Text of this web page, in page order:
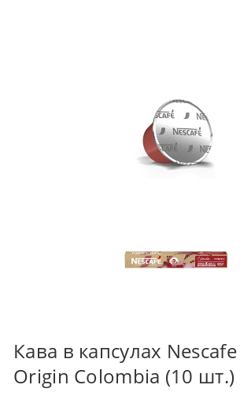
Кава в капсулах
Origin Colombia (10 шт.)